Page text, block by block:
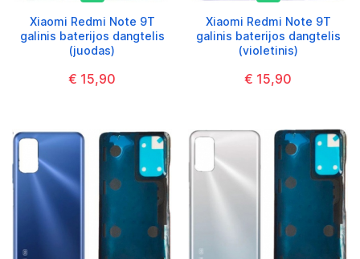
Xiaomi Redmi Note 9T
galinis baterijos dangtelis
(juodas)
€ 15,90
Xiaomi Redmi Note 9T
galinis baterijos dangtelis
(violetinis)
€ 15,90